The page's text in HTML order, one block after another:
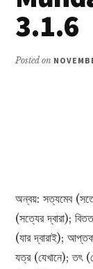
3.1.6
Posted on
অন্বয়: সত্যমেব
(সত্যের দ্বারা);
(যার দ্বারাই);
যত্র (যেখানে); তৎ